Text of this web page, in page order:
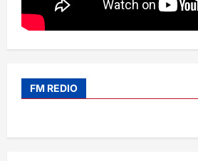
FM REDIO